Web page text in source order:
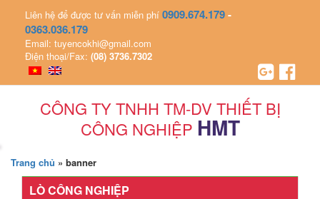
Liên hệ để được tư vấn miễn phí 0909.674.179-
0363.036.179
Email: tuyencokhi@gmail.com
Điện thoại/Fax: (08) 3736.7302
CÔNG TY TNHH TM-DV THIẾT BỊ
CÔNG NGHIỆP HMT
Trang chủ » banner
LÒ CÔNG NGHIỆP